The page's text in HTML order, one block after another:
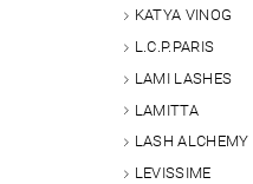
KATYA VINOG
L.C.P.PARIS
LAMI LASHES
LAMITTA
LASH ALCHEMY
LEVISSIME